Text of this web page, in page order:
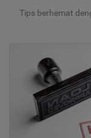
Tips berhemat